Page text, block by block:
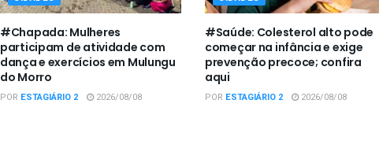
#Chapada: Mulheres
participam de atividade com
dança e exercícios em Mulungu
do Morro
POR ESTAGIÁRIO 2 2026/08/08
#Saúde: Colesterol alto pode
começar na infância e exige
prevenção precoce; confira
aqui
POR ESTAGIÁRIO 2 2026/08/08